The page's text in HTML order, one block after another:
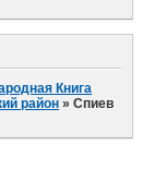
Книга
район »Спиев